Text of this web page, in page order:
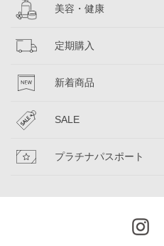
美容・健康
定期購入
新着商品
SALE
プラチナパスポート